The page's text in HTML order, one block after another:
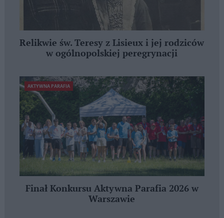
Relikwie św. Teresy z Lisieux i jej rodziców
w ogólnopolskiej peregrynacji
AKTYWNA PARAFIA
Finał Konkursu Aktywna Parafia 2026 w
Warszawie